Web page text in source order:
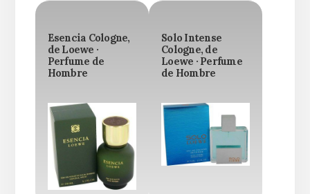
Esencia Cologne,
de Loewe ·
Perfume de
Hombre
Solo Intense
Cologne, de
Loewe · Perfume
de Hombre